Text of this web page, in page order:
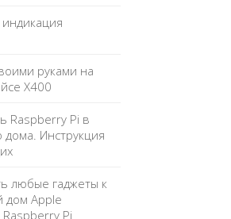
руками на
X400
Raspberry Pi в
дома. Инструкция
любые гаджеты к
дом Apple
Pi